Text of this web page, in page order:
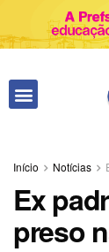
Início Notícias
Ex
preso